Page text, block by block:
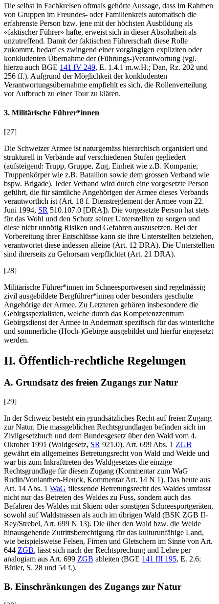
Die selbst in Fachkreisen oftmals gehörte Aussage, dass im Rahmen
von Gruppen im Freundes- oder Familienkreis automatisch die
erfahrenste Person bzw. jene mit der höchsten Ausbildung als
«faktischer Führer» hafte, erweist sich in dieser Absolutheit als
unzutreffend. Damit der faktischen Führerschaft diese Rolle
zukommt, bedarf es zwingend einer vorgängigen expliziten oder
konkludenten Übernahme der (Führungs-)Verantwortung (vgl.
hierzu auch BGE 141 IV 249, E. 1.4.1 m.w.H.; Dan, Rz. 202 und
256 ff.). Aufgrund der Möglichkeit der konkludenten
Verantwortungsübernahme empfiehlt es sich, die Rollenverteilung
vor Aufbruch zu einer Tour zu klären.
3. Militärische Führer*innen
[27]
Die Schweizer Armee ist naturgemäss hierarchisch organisiert und
strukturell in Verbände auf verschiedenen Stufen gegliedert
(aufsteigend: Trupp, Gruppe, Zug, Einheit wie z.B. Kompanie,
Truppenkörper wie z.B. Bataillon sowie dem grossen Verband wie
bspw. Brigade). Jeder Verband wird durch eine vorgesetzte Person
geführt, die für sämtliche Angehörigen der Armee dieses Verbands
verantwortlich ist (Art. 18 f. Dienstreglement der Armee vom 22.
Juni 1994, SR 510.107.0 [DRA]). Die vorgesetzte Person hat stets
für das Wohl und den Schutz seiner Unterstellten zu sorgen und
diese nicht unnötig Risiken und Gefahren auszusetzen. Bei der
Vorbereitung ihrer Entschlüsse kann sie ihre Unterstellten beiziehen,
verantwortet diese indessen alleine (Art. 12 DRA). Die Unterstellten
sind ihrerseits zu Gehorsam verpflichtet (Art. 21 DRA).
[28]
Militärische Führer*innen im Schneesportwesen sind regelmässig
zivil ausgebildete Bergführer*innen oder besonders geschulte
Angehörige der Armee. Zu Letzteren gehören insbesondere die
Gebirgsspezialisten, welche durch das Kompetenzzentrum
Gebirgsdienst der Armee in Andermatt spezifisch für das winterliche
und sommerliche (Hoch-)Gebirge ausgebildet und hierfür eingesetzt
werden.
II. Öffentlich-rechtliche Regelungen
A. Grundsatz des freien Zugangs zur Natur
[29]
In der Schweiz besteht ein grundsätzliches Recht auf freien Zugang
zur Natur. Die massgeblichen Rechtsgrundlagen befinden sich im
Zivilgesetzbuch und dem Bundesgesetz über den Wald vom 4.
Oktober 1991 (Waldgesetz, SR 921.0). Art. 699 Abs. 1 ZGB
gewährt ein allgemeines Betretungsrecht von Wald und Weide und
war bis zum Inkrafttreten des Waldgesetzes die einzige
Rechtsgrundlage für diesen Zugang (Kommentar zum WaG
Rudin/Vonlanthen-Heuck, Kommentar Art. 14 N 1). Das heute aus
Art. 14 Abs. 1 WaG fliessende Betretungsrecht des Waldes umfasst
nicht nur das Betreten des Waldes zu Fuss, sondern auch das
Befahren des Waldes mit Skiern oder sonstigen Schneesportgeräten,
sowohl auf Waldstrassen als auch im übrigen Wald (BSK ZGB II-
Rey/Strebel, Art. 699 N 13). Die über den Wald bzw. die Weide
hinausgehende Zutrittsberechtigung für das kulturunfähige Land,
wie beispielsweise Felsen, Firnen und Gletschern im Sinne von Art.
644 ZGB, lässt sich nach der Rechtsprechung und Lehre per
analogiam aus Art. 699 ZGB ableiten (BGE 141 III 195, E. 2.6;
Bütler, S. 28 und 54 f.).
B. Einschränkungen des Zugangs zur Natur